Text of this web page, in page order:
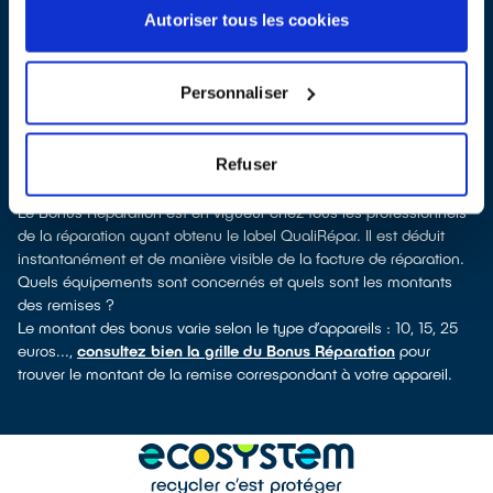
Autoriser tous les cookies
Personnaliser
Refuser
réparateurs labellisés QualiRépar . En cliquant sur la fiche
détaillée du réparateur, vous découvrirez pour quels types
sèche-linge, petit électroménager, télévision, téléphone mobile,
outils électriques : à chaque famille d’appareils son réparateur
spécialisé et labellisé QualiRépar.
Comment bénéficier du Bonus Réparation à Ramonville-Saint-
Agne ?
Le Bonus Réparation est en vigueur chez tous les professionnels
de la réparation ayant obtenu le label QualiRépar. Il est déduit
instantanément et de manière visible de la facture de réparation.
Quels équipements sont concernés et quels sont les montants
des remises ?
Le montant des bonus varie selon le type d’appareils : 10, 15, 25
euros..., consultez bien la grille du Bonus Réparation pour
trouver le montant de la remise correspondant à votre appareil.